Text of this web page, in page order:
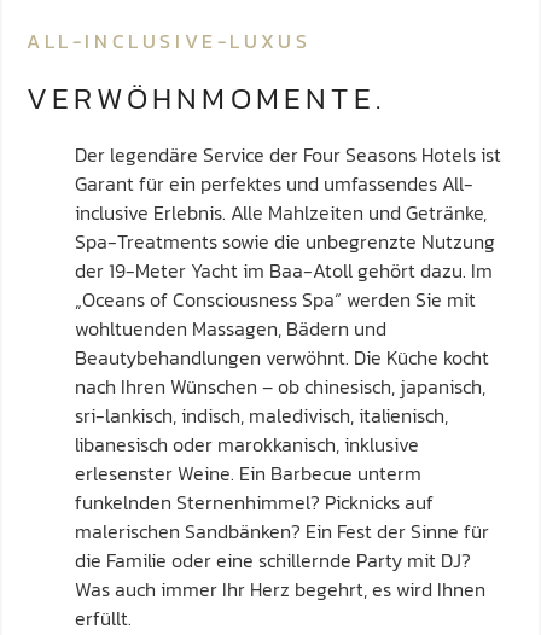
ALL-INCLUSIVE-LUXUS
VERWÖHNMOMENTE.
Der legendäre Service der Four Seasons Hotels ist
Garant für ein perfektes und umfassendes All-
inclusive Erlebnis. Alle Mahlzeiten und Getränke,
Spa-Treatments sowie die unbegrenzte Nutzung
der 19-Meter Yacht im Baa-Atoll gehört dazu. Im
„Oceans of Consciousness Spa“ werden Sie mit
wohltuenden Massagen, Bädern und
Beautybehandlungen verwöhnt. Die Küche kocht
nach Ihren Wünschen – ob chinesisch, japanisch,
sri-lankisch, indisch, maledivisch, italienisch,
libanesisch oder marokkanisch, inklusive
erlesenster Weine. Ein Barbecue unterm
funkelnden Sternenhimmel? Picknicks auf
malerischen Sandbänken? Ein Fest der Sinne für
die Familie oder eine schillernde Party mit DJ?
Was auch immer Ihr Herz begehrt, es wird Ihnen
erfüllt.